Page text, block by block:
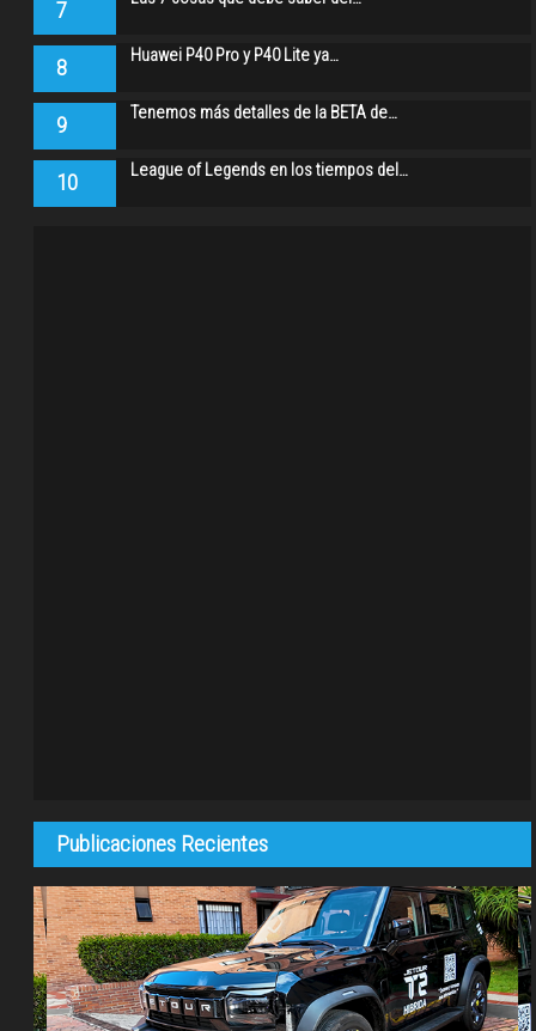
7
8 Huawei P40 Pro y P40 Lite ya…
9 Tenemos más detalles de la BETA de…
10 League of Legends en los tiempos del…
Publicaciones Recientes